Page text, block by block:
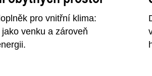
pro vnitřní klima:
venku a zároveň